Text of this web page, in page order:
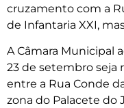
cruzamento com a
de Infantaria XXI,
A Câmara Municipal
23 de setembro seja
entre a Rua Conde
zona do Palacete do